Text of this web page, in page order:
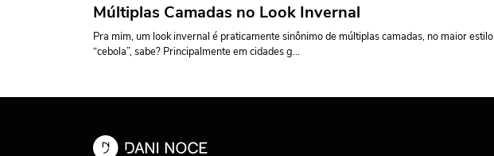
Múltiplas Camadas no Look Invernal
Pra mim, um look invernal é praticamente sinônimo de múltiplas camadas, no maior estilo
“cebola”, sabe? Principalmente em cidades g...